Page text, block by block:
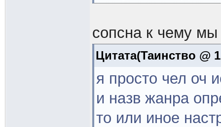
сопсна к чему
Цитата(Таинство @
я просто чел оч
и назв жанра
то или иное